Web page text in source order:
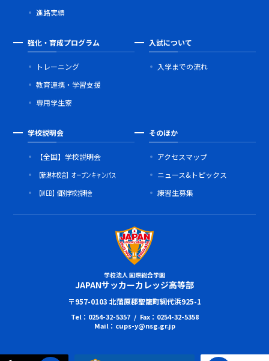
進路実績
強化・育成プログラム
トレーニング
教育連携・学習支援
専用学生寮
入試について
入学までの流れ
学校説明会
【全国】学校説明会
【新潟本校舎】オープンキャンパス
【WEB】個別学校説明会
そのほか
アクセスマップ
ニュース&トピックス
練習生募集
学校法人 国際総合学園
JAPANサッカーカレッジ高等部
〒957-0103 北蒲原郡聖籠町網代浜925-1
Tel：0254-32-5357 / Fax：0254-32-5358
Mail：cups-y@nsg.gr.jp